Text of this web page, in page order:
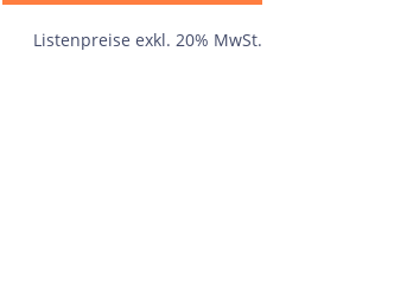
Listenpreise exkl. 20% MwSt.